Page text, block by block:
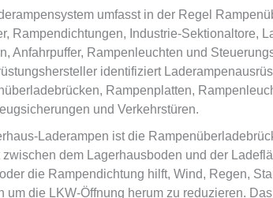
umfasst in der Regel
Rampendichtungen, Industrie-Sektionaltore,
Anfahrpuffer, Rampenleuchten und
identifiziert
Rampenplatten,
und Verkehrstüren.
Laderampen ist die
dem Lagerhausboden und der
die Rampendichtung hilft, Wind, Regen,
um die LKW-Öffnung herum zu reduzieren.